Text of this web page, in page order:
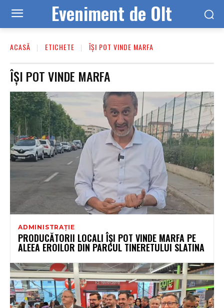
Eveniment de Olt
ACASĂ ETICHETE ÎȘI POT VINDE MARFA
ÎȘI POT VINDE MARFA
ADMINISTRAȚIE
PRODUCĂTORII LOCALI ÎȘI POT VINDE MARFA PE
ALEEA EROILOR DIN PARCUL TINERETULUI SLATINA